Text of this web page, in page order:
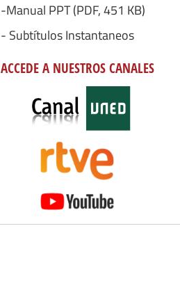
-Manual PPT (PDF, 451 KB)
- Subtítulos Instantaneos
ACCEDE A NUESTROS CANALES